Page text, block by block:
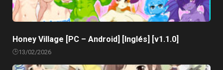
Honey Village [PC – Android] [Inglés] [v1.1.0]
13/02/2026